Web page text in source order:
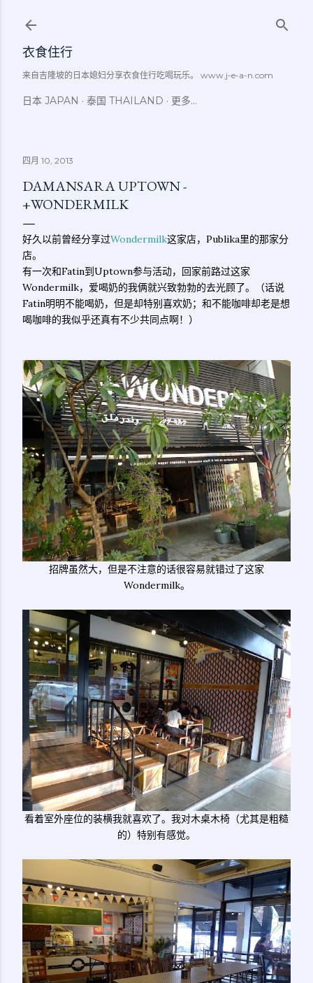
衣食住行
来自吉隆坡的日本媳妇分享衣食住行吃喝玩乐。 www.j-e-a-n.com
日本 JAPAN 泰国 THAILAND 更多…
四月 10, 2013
DAMANSARA UPTOWN -
+WONDERMILK
好久以前曾经分享过Wondermilk这家店，Publika里的那家分
店。
有一次和Fatin到Uptown参与活动，回家前路过这家
Wondermilk，爱喝奶的我俩就兴致勃勃的去光顾了。（话说
Fatin明明不能喝奶，但是却特别喜欢奶；和不能咖啡却老是想
喝咖啡的我似乎还真有不少共同点啊！）
招牌虽然大，但是不注意的话很容易就错过了这家
Wondermilk。
看着室外座位的装横我就喜欢了。我对木桌木椅（尤其是粗糙
的）特别有感觉。